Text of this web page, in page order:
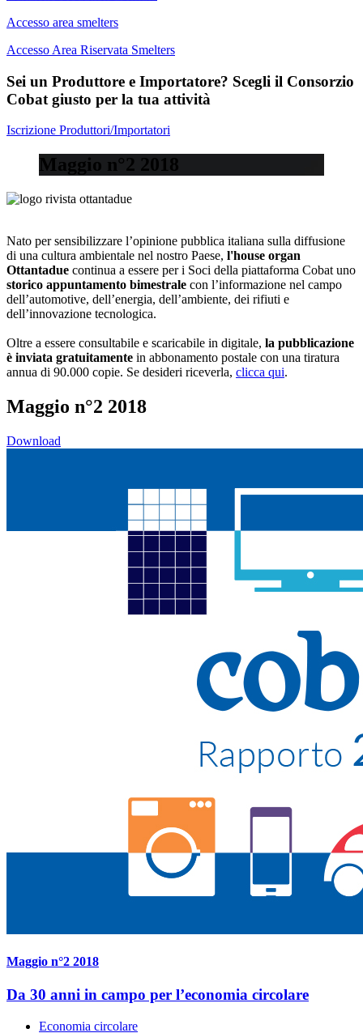
Accesso area smelters
Accesso Area Riservata Smelters
Sei un Produttore e Importatore? Scegli il Consorzio
Cobat giusto per la tua attività
Iscrizione Produttori/Importatori
Maggio n°2 2018
Nato per sensibilizzare l’opinione pubblica italiana sulla diffusione
di una cultura ambientale nel nostro Paese, l'house organ
Ottantadue continua a essere per i Soci della piattaforma Cobat uno
storico appuntamento bimestrale con l’informazione nel campo
dell’automotive, dell’energia, dell’ambiente, dei rifiuti e
dell’innovazione tecnologica.
Oltre a essere consultabile e scaricabile in digitale, la pubblicazione
è inviata gratuitamente in abbonamento postale con una tiratura
annua di 90.000 copie. Se desideri riceverla, clicca qui.
Maggio n°2 2018
Download
Maggio n°2 2018
Da 30 anni in campo per l’economia circolare
Economia circolare